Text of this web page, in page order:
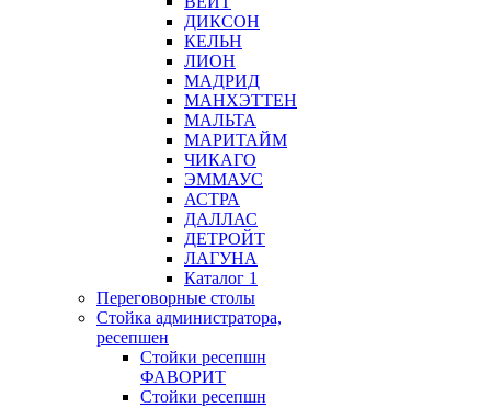
ДИКСОН
КЕЛЬН
ЛИОН
МАДРИД
МАНХЭТТЕН
МАЛЬТА
МАРИТАЙМ
ЧИКАГО
ЭММАУС
АСТРА
ДАЛЛАС
ДЕТРОЙТ
ЛАГУНА
Каталог 1
Переговорные столы
Стойка администратора,
ресепшен
Стойки ресепшн
ФАВОРИТ
Стойки ресепшн